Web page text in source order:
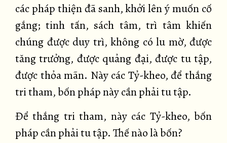
các pháp thiện đã sanh, khởi lên ý muốn cố
gắng; tinh tấn, sách tâm, trì tâm khiến
chúng được duy trì, không có lu mờ, được
tăng trưởng, được quảng đại, được tu tập,
được thỏa mãn. Này các Tỷ-kheo, để thắng
tri tham, bốn pháp này cần phải tu tập.
Để thắng tri tham, này các Tỷ-kheo, bốn
pháp cần phải tu tập. Thế nào là bốn?